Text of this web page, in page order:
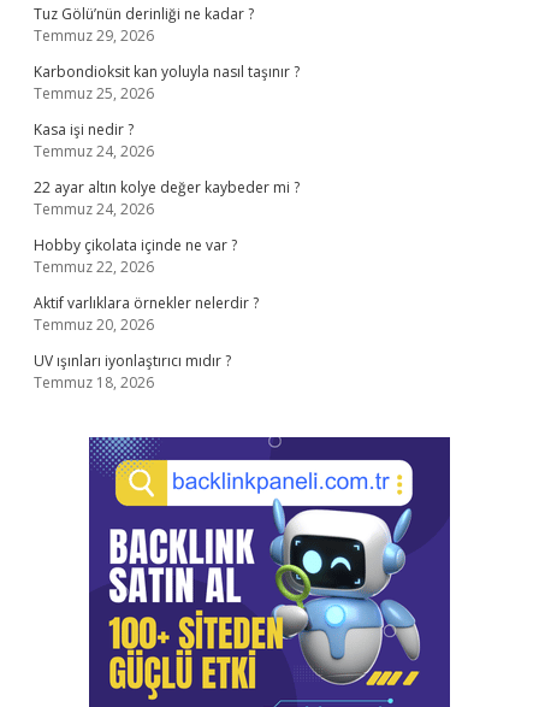
Tuz Gölü’nün derinliği ne kadar ?
Temmuz 29, 2026
Karbondioksit kan yoluyla nasıl taşınır ?
Temmuz 25, 2026
Kasa işi nedir ?
Temmuz 24, 2026
22 ayar altın kolye değer kaybeder mi ?
Temmuz 24, 2026
Hobby çikolata içinde ne var ?
Temmuz 22, 2026
Aktif varlıklara örnekler nelerdir ?
Temmuz 20, 2026
UV ışınları iyonlaştırıcı mıdır ?
Temmuz 18, 2026